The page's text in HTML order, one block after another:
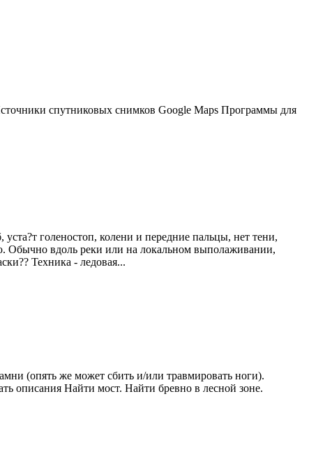
спутниковых снимков Google Maps Программы для
голеностоп, колени и передние пальцы, нет тени,
Обычно вдоль реки или на локальном выполаживании,
Техника - ледовая...
(опять же может сбить и/или травмировать ноги).
описания Найти мост. Найти бревно в лесной зоне.